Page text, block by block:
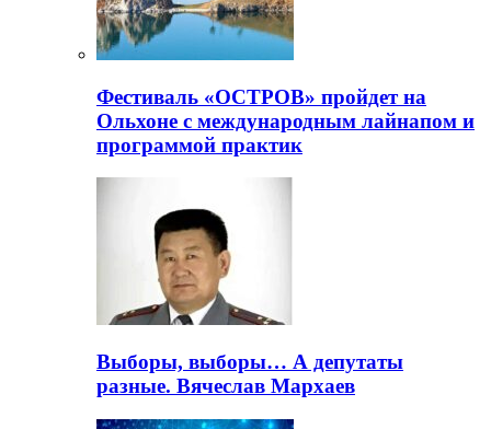
Фестиваль «ОСТРОВ» пройдет на
Ольхоне с международным лайнапом и
программой практик
Выборы, выборы… А депутаты
разные. Вячеслав Мархаев